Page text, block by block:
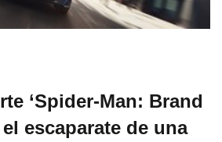
‘Spider-Man: Brand
el escaparate de una